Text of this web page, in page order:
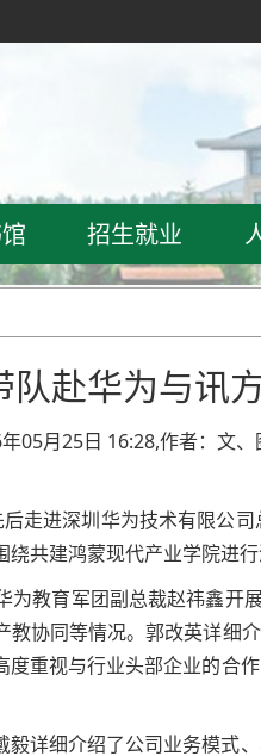
招生就业
队赴华为与讯
05月25日 16:28,作者：文
走进深圳华为技术有限公
共建鸿蒙现代产业学院进行
为教育军团副总裁赵祎鑫开
协同等情况。郭改英详细
重视与行业头部企业的合
详细介绍了公司业务模式